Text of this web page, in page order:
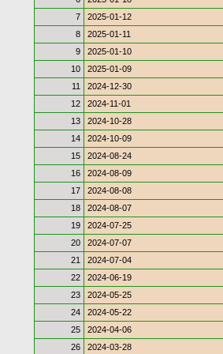
7
2025-01-12
8
2025-01-11
9
2025-01-10
10
2025-01-09
11
2024-12-30
12
2024-11-01
13
2024-10-28
14
2024-10-09
15
2024-08-24
16
2024-08-09
17
2024-08-08
18
2024-08-07
19
2024-07-25
20
2024-07-07
21
2024-07-04
22
2024-06-19
23
2024-05-25
24
2024-05-22
25
2024-04-06
26
2024-03-28